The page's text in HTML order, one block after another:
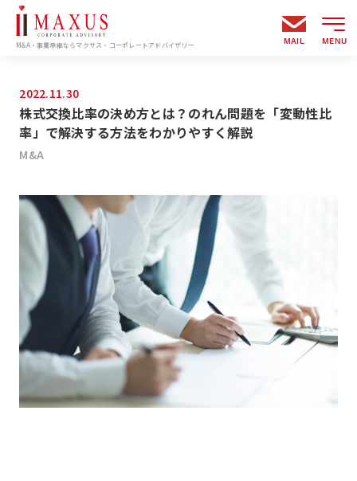
M&A・事業承継ならマクサス・コーポレートアドバイザリー MAIL MENU
2022.11.30
株式交換比率の決め方とは？のれん問題を「変動性比
率」で解決する方法をわかりやすく解説
M&A